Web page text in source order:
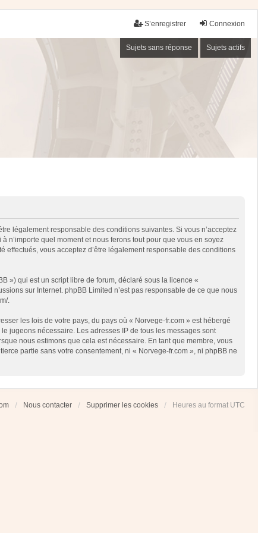
Connexion
S’enregistrer
Sujets sans réponse Sujets actifs
légalement responsable des conditions suivantes. Si vous n’acceptez
n’importe quel moment et nous ferons tout pour que vous en soyez
effectués, vous acceptez d’être légalement responsable des conditions
») qui est un script libre de forum, déclaré sous la licence «
sur Internet. phpBB Limited n’est pas responsable de ce que nous
.
les lois de votre pays, du pays où « Norvege-fr.com » est hébergé
jugeons nécessaire. Les adresses IP de tous les messages sont
nous estimons que cela est nécessaire. En tant que membre, vous
partie sans votre consentement, ni « Norvege-fr.com », ni phpBB ne
Nous contacter Supprimer les cookies Heures au format UTC